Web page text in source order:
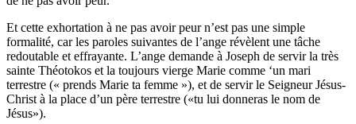
Et cette exhortation à ne pas avoir peur n’est pas une simple
formalité, car les paroles suivantes de l’ange révèlent une tâche
redoutable et effrayante. L’ange demande à Joseph de servir la très
sainte Théotokos et la toujours vierge Marie comme ‘un mari
terrestre (« prends Marie ta femme »), et de servir le Seigneur Jésus-
Christ à la place d’un père terrestre («tu lui donneras le nom de
Jésus»).